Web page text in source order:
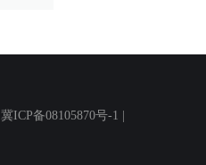
冀ICP备08105870号-1